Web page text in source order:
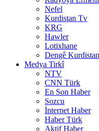
Nefel
Kurdistan Tv
KRG
Hawler
Lotixhane
Dengê Kurdistan
Medya Tirkî
NTV
CNN Türk
En Son Haber
Sozcu
İnternet Haber
Haber Türk
Aktif Haber